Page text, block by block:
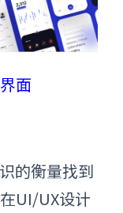
面
的衡量找到
UI/UX设计